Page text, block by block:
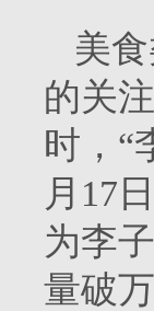
美
的关
时，“
月17
为李
量破